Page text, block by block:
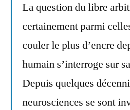
La question du libre
certainement parmi
couler le plus d’encre
humain s’interroge sur
Depuis quelques
neurosciences se sont